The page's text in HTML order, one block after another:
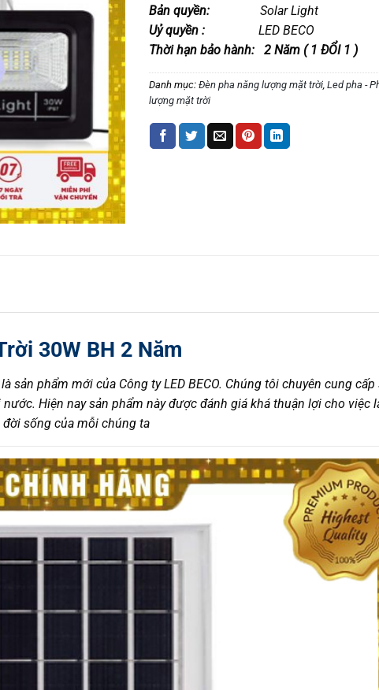
Bản quyền:
Solar Light
Uỷ quyền :
LED BECO
Thời hạn bảo hành: 2 Năm ( 1 ĐỔI 1 )
Danh mục: Đèn pha năng lượng mặt trời, Led pha -
lượng mặt trời
30W BH 2 Năm
là sản phẩm mới của Công ty LED BECO. Chúng tôi chuyên cung cấp
Hiện nay sản phẩm này được đánh giá khá thuận lợi cho việc
sống của mỗi chúng ta